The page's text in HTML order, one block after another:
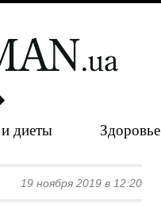
диеты Здоровье
19 ноября 2019 в 12:20